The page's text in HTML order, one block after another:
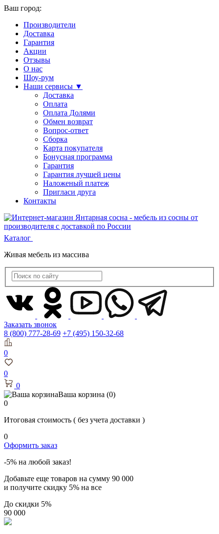
Ваш город:
Производители
Доставка
Гарантия
Акции
Отзывы
О нас
Шоу-рум
Наши сервисы ▼
Доставка
Оплата
Оплата Долями
Обмен возврат
Вопрос-ответ
Сборка
Карта покупателя
Бонусная программа
Гарантия
Гарантия лучшей цены
Наложеный платеж
Пригласи друга
Контакты
Каталог
Живая мебель из массива
Заказать звонок
8 (800) 777-28-69 +7 (495) 150-32-68
0
0
0
Ваша корзина (0)
0
Итоговая стоимость ( без учета доставки )
0
Оформить заказ
-5% на любой заказ!
Добавьте еще товаров на сумму 90 000
и получите скидку 5% на все
До скидки 5%
90 000